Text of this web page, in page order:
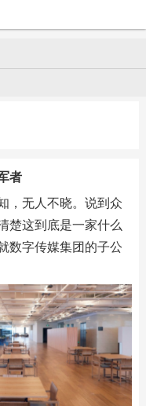
者
，无人不晓。说到众
楚这到底是一家什么
数字传媒集团的子公